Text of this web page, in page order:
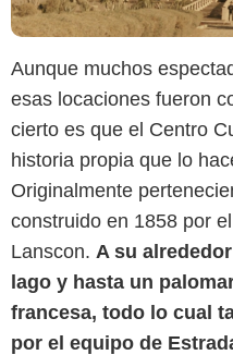
Aunque muchos
esas locaciones fueron
cierto es que el Centro
historia propia que lo
Originalmente
construido en 1858 por
Lanscon. A su
lago y hasta un
francesa, todo lo cual
por el equipo de
Sistema de